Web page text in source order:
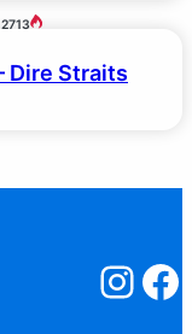
2713
Dire Straits